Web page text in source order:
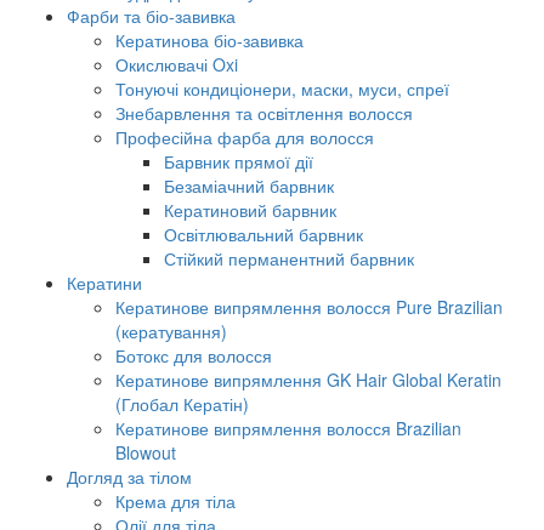
Фарби та біо-завивка
Кератинова біо-завивка
Окислювачі Oxi
Тонуючі кондиціонери, маски, муси, спреї
Знебарвлення та освітлення волосся
Професійна фарба для волосся
Барвник прямої дії
Безаміачний барвник
Кератиновий барвник
Освітлювальний барвник
Стійкий перманентний барвник
Кератини
Кератинове випрямлення волосся Pure Brazilian
(кератування)
Ботокс для волосся
Кератинове випрямлення GK Hair Global Keratin
(Глобал Кератін)
Кератинове випрямлення волосся Brazilian
Blowout
Догляд за тілом
Крема для тіла
Олії для тіла